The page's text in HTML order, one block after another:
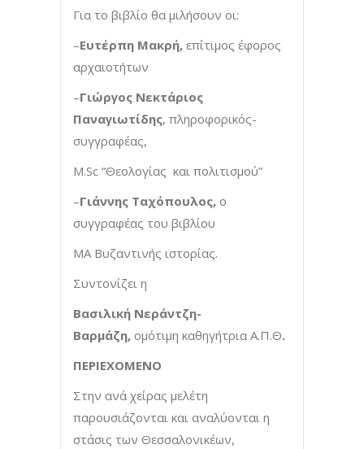
Για το βιβλίο θα μιλήσουν οι:
–Ευτέρπη Μακρή, επίτιμος έφορος
αρχαιοτήτων
–Γιώργος Νεκτάριος
Παναγιωτίδης, πληροφορικός-
συγγραφέας,
M.Sc “Θεολογίας και πολιτισμού”
–Γιάννης Ταχόπουλος, ο
συγγραφέας του βιβλίου
ΜΑ Βυζαντινής ιστορίας.
Συντονίζει η
Βασιλική Νεράντζη-
Βαρμάζη, ομότιμη καθηγήτρια Α.Π.Θ.
ΠΕΡΙΕΧΟΜΕΝΟ
Στην ανά χείρας μελέτη
παρουσιάζονται και αναλύονται η
στάσις των Θεσσαλονικέων,